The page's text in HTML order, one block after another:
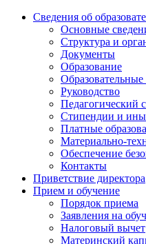
Сведения об
Основные
Структура и
Документы
Образование
Образовательные
Руководство
Педагогический
Стипендии и
Платные
Материально-
Обеспечение
Контакты
Приветствие директора
Прием и обучение
Порядок приема
Заявления на
Налоговый вычет
Материнский